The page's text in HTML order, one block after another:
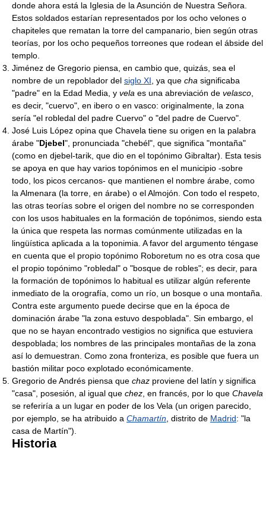
donde ahora está la Iglesia de la Asunción de Nuestra Señora.
Estos soldados estarían representados por los ocho velones o
chapiteles que rematan la torre del campanario, bien según otras
teorías, por los ocho pequeños torreones que rodean el ábside del
templo.
Jiménez de Gregorio piensa, en cambio que, quizás, sea el
nombre de un repoblador del siglo XI , ya que cha significaba
"padre" en la Edad Media, y vela es una abreviación de velasco
es decir, "cuervo", en ibero o en vasco: originalmente, la zona
sería "el robledal del padre Cuervo" o "del padre de Cuervo".
José Luis López opina que Chavela tiene su origen en la palabra
árabe "Djebel", pronunciada "chebél", que significa "montaña"
(como en djebel-tarik, que dio en el topónimo Gibraltar). Esta tesis
se apoya en que hay varios topónimos en el municipio -sobre
todo, los picos cercanos- que mantienen el nombre árabe, como
la Almenara (la torre, en árabe) o el Almojón. Con todo el respeto,
las otras teorías sobre el origen del nombre no se corresponden
con los usos habituales en la formación de topónimos, siendo esta
la única que respeta las normas comúnmente utilizadas en la
lingüística aplicada a la toponimia. A favor del argumento téngase
en cuenta que el propio topónimo Roboretum no es otra cosa que
el propio topónimo "robledal" o "bosque de robles"; es decir, para
la formación de topónimos lo habitual es utilizar algún referente
inmediato de la orografía, como un río, un bosque o una montaña.
Contra este argumento puede decirse que en la época de
dominación árabe "la zona estuvo despoblada". Sin embargo, el
que no se hayan encontrado vestigios no significa que estuviera
despoblada; los nombres de las principales montañas de la zona
así lo demuestran. Como zona fronteriza, es posible que fuera un
bastión militar poco explotado económicamente.
Gregorio de Andrés piensa que chaz proviene del latín y significa
"casa", posesión, al igual que chez , en francés, por lo que Chavela
se referiría a un lugar en poder de los Vela (un origen parecido,
por ejemplo, se ha atribuido a Chamartín , distrito de Madrid: "la
casa de Martín").
Historia